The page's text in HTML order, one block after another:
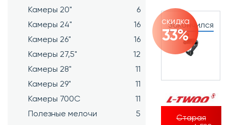
Камеры 20"
6
Камеры 24"
16
Камеры 26"
16
Камеры 27,5"
12
Камеры 28"
11
Камеры 29"
11
Камеры 700C
11
Полезные мелочи
5
Закончился
скидка
33%
Старая